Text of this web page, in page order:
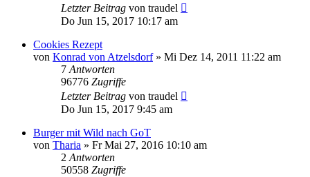
Letzter Beitrag von traudel
Do Jun 15, 2017 10:17 am
Cookies Rezept
von Konrad von Atzelsdorf» Mi Dez 14, 2011 11:22 am
7 Antworten
96776 Zugriffe
Letzter Beitrag von traudel
Do Jun 15, 2017 9:45 am
Burger mit Wild nach GoT
von Tharia » Fr Mai 27, 2016 10:10 am
2 Antworten
50558 Zugriffe